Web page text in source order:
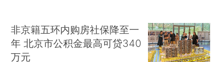
非京籍五环内购房社保降至一
年 北京市公积金最高可贷340
万元